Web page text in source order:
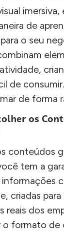
de
o seu
de
de forma
os
conteúdos
tem a
criadas
reais dos
o formato